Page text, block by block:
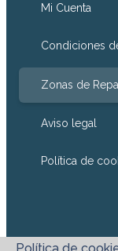
Mi Cuenta
Condiciones
Zonas de
Aviso legal
Política de